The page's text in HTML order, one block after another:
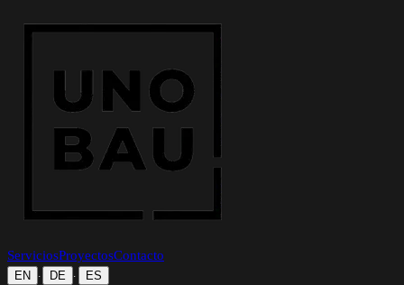
ServiciosProyectosContacto
EN · DE ·
ES